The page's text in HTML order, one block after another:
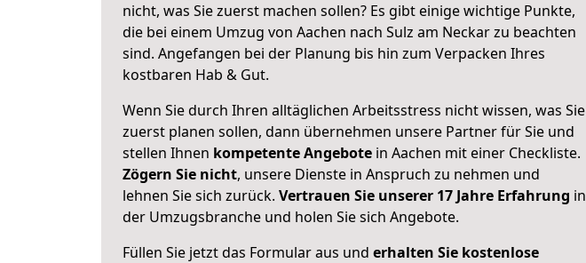
nicht, was Sie zuerst machen sollen? Es gibt einige wichtige Punkte,
die bei einem Umzug von Aachen nach Sulz am Neckar zu beachten
sind. Angefangen bei der Planung bis hin zum Verpacken Ihres
kostbaren Hab & Gut.
Wenn Sie durch Ihren alltäglichen Arbeitsstress nicht wissen, was Sie
zuerst planen sollen, dann übernehmen unsere Partner für Sie und
stellen Ihnen kompetente Angebote in Aachen mit einer Checkliste.
Zögern Sie nicht, unsere Dienste in Anspruch zu nehmen und
lehnen Sie sich zurück. Vertrauen Sie unserer 17 Jahre Erfahrung in
der Umzugsbranche und holen Sie sich Angebote.
Füllen Sie jetzt das Formular aus und erhalten Sie kostenlose